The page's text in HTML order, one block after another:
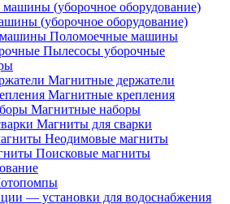
(уборочное оборудование)
Поломоечные машины
Пылесосы уборочные
Магнитные держатели
Магнитные крепления
Магнитные наборы
Магниты для сварки
Неодимовые магниты
Поисковые магниты